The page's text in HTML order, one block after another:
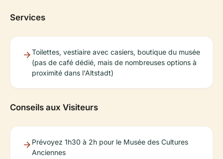
Services
Toilettes, vestiaire avec casiers, boutique du musée
(pas de café dédié, mais de nombreuses options à
proximité dans l'Altstadt)
Conseils aux Visiteurs
Prévoyez 1h30 à 2h pour le Musée des Cultures
Anciennes